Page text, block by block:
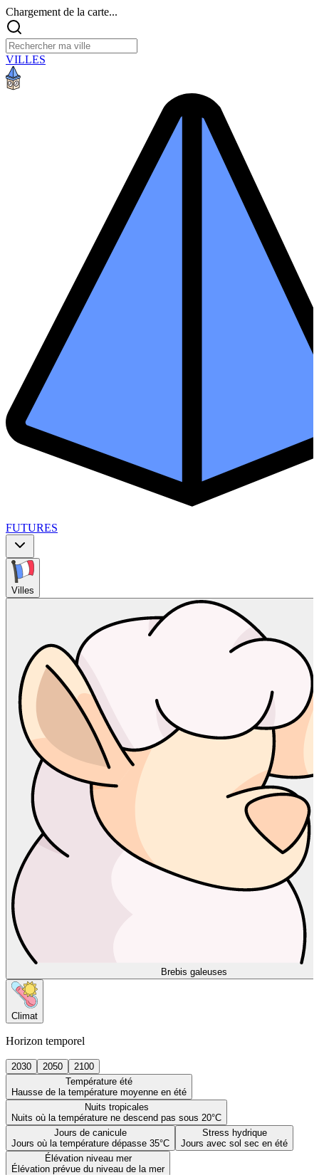
Chargement de la carte...
VILLES
FUTURES
Villes
Brebis galeuses
Climat
Horizon temporel
2030 2050
2100
Température été
Hausse de la température moyenne en été
Nuits tropicales
Nuits où la température ne descend pas sous 20°C
Jours de canicule
Jours où la température dépasse 35°C
Stress hydrique
Jours avec sol sec en été
Élévation niveau mer
Élévation prévue du niveau de la mer